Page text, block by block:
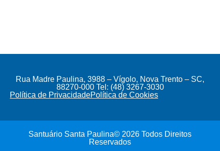
Rua Madre Paulina, 3988 – Vígolo, Nova Trento – SC,
88270-000 Tel: (48) 3267-3030
Política de PrivacidadePolítica de Cookies
Santuário Santa Paulina© 2026 Todos Direitos
Reservados